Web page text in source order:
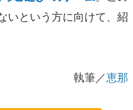
いという方に向けて、紹
執筆／恵那